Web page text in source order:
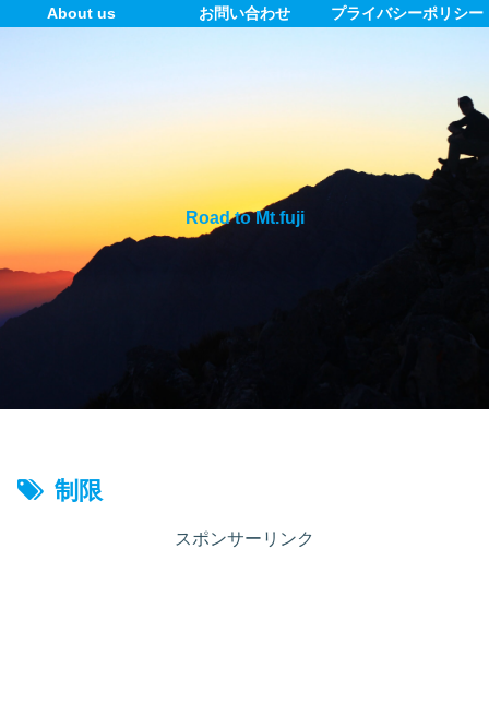
Road to Mt.fuji
About us お問い合わせ プライバシーポリシー
制限
スポンサーリンク